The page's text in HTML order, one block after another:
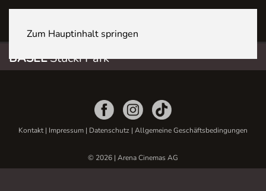
Zum Hauptinhalt springen
BASELStücki Park
Kontakt| Impressum | Datenschutz | Allgemeine Geschäftsbedingungen
© 2026 | Arena Cinemas AG